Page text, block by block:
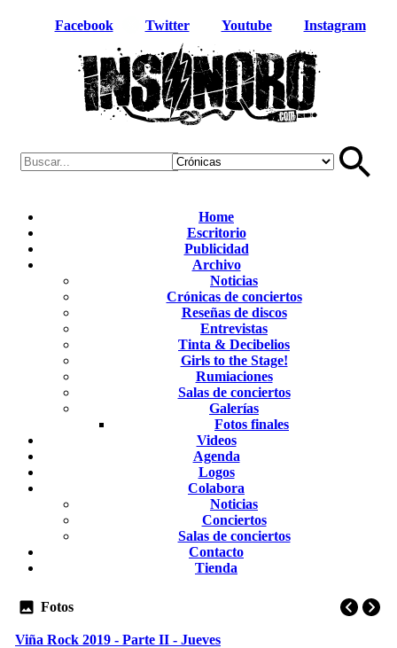
Facebook Twitter Youtube Instagram
Home
Escritorio
Publicidad
Archivo
Noticias
Crónicas de conciertos
Reseñas de discos
Entrevistas
Tinta & Decibelios
Girls to the Stage!
Rumiaciones
Salas de conciertos
Galerías
Fotos finales
Videos
Agenda
Logos
Colabora
Noticias
Conciertos
Salas de conciertos
Contacto
Tienda
Fotos
Viña Rock 2019 - Parte II - Jueves